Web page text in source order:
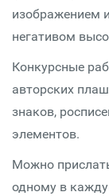
изображением
негативом
Конкурсные
авторских
знаков,
элементов.
Можно
одному в